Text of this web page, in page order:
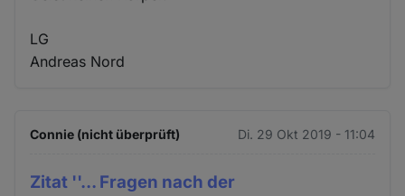
LG
Andreas Nord
Connie (nicht überprüft) Di. 29 Okt 2019 - 11:04
Zitat ''... Fragen nach der